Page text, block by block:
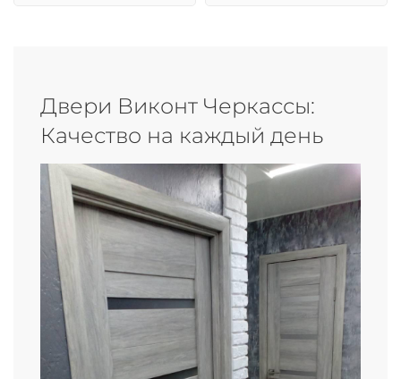
Двери Виконт Черкассы:
Качество на каждый день